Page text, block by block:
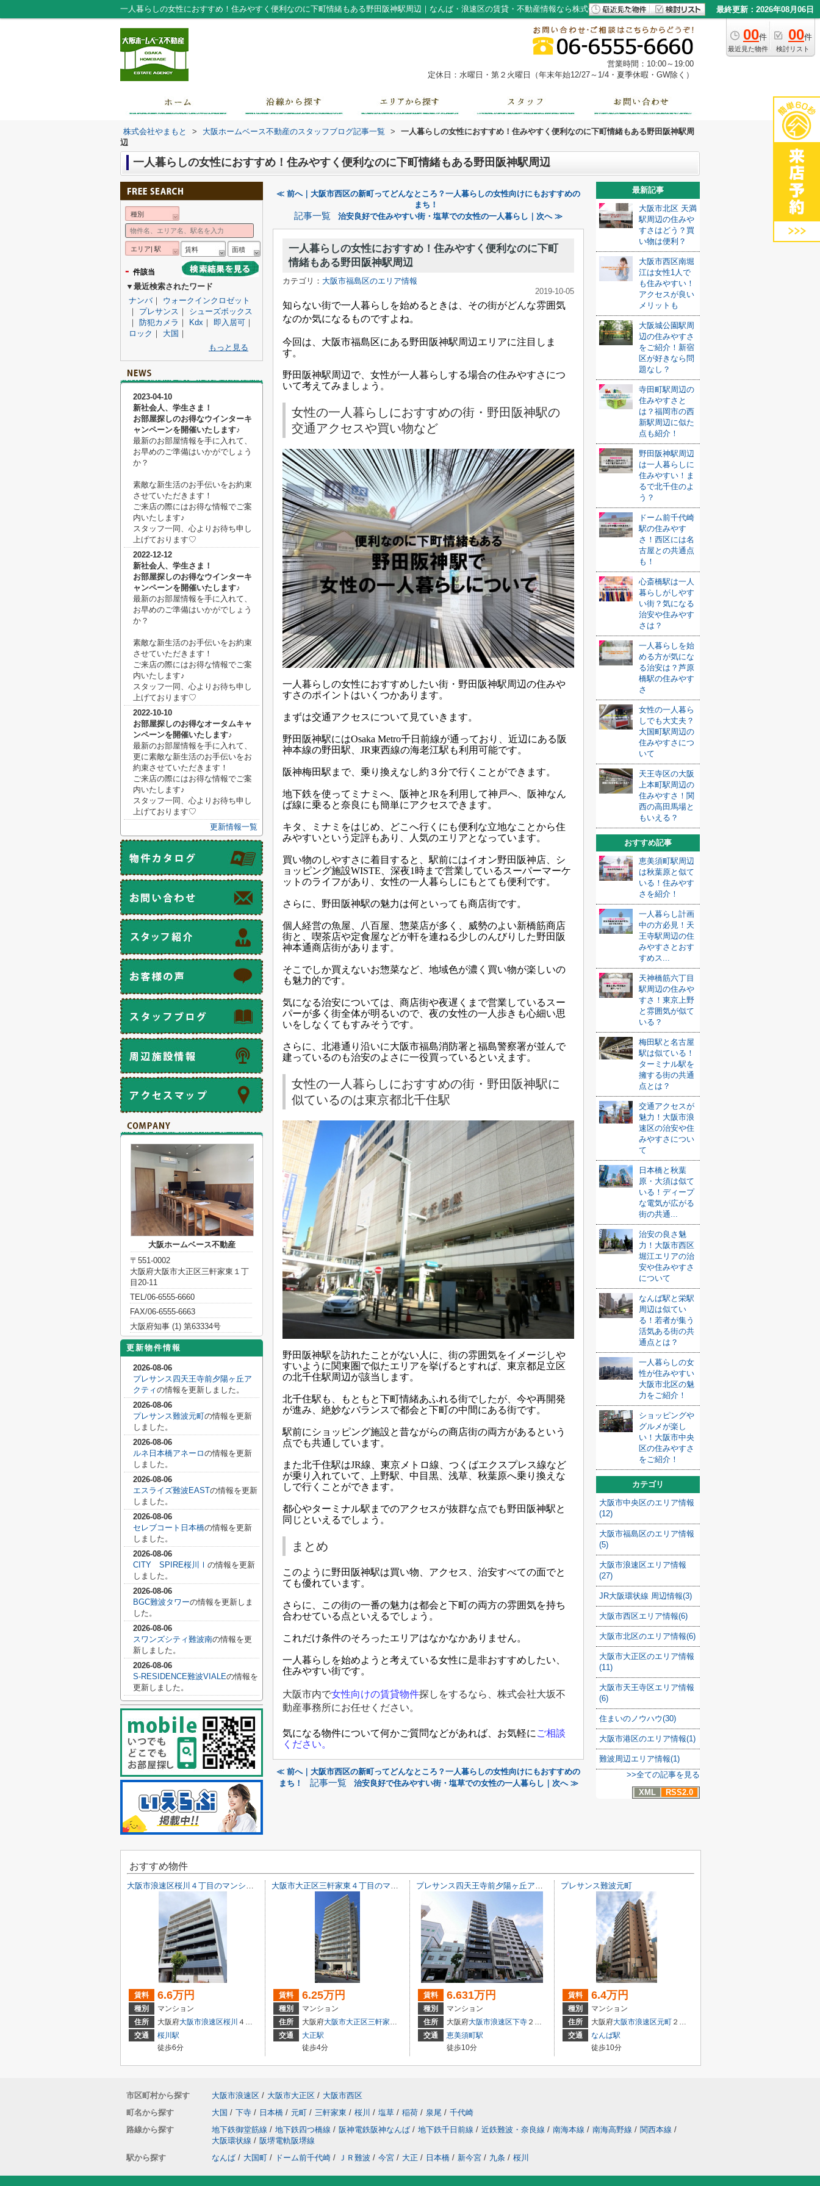
一人暮らしの女性におすすめ！住みやすく便利なのに下町情緒もある野田阪神駅周辺｜なんば・浪速区の賃貸・不動産情報なら株式会社やまもと 最終更新：2026年08月06日
00件
最近見た物件
00件
検討リスト
営業時間：10:00～19:00
定休日：水曜日・第２火曜日（年末年始12/27～1/4・夏季休暇・GW除く）
株式会社やまもと > 大阪ホームベース不動産のスタッフブログ記事一覧 >
一人暮らしの女性におすすめ！住みやすく便利なのに下町情緒もある野田阪神駅周
辺
一人暮らしの女性におすすめ！住みやすく便利なのに下町情緒もある野田阪神駅周辺
≪ 前へ｜大阪市西区の新町ってどんなところ？一人暮らしの女性向けにもおすすめの
まち！
記事一覧 治安良好で住みやすい街・塩草での女性の一人暮らし｜次へ ≫
一人暮らしの女性におすすめ！住みやすく便利なのに下町
情緒もある野田阪神駅周辺
カテゴリ： 大阪市福島区のエリア情報
2019-10-05
知らない街で一人暮らしを始めるときは、その街がどんな雰囲気
なのか気になるものですよね。
今回は、大阪市福島区にある野田阪神駅周辺エリアに注目しま
す。
野田阪神駅周辺で、女性が一人暮らしする場合の住みやすさにつ
いて考えてみましょう。
女性の一人暮らしにおすすめの街・野田阪神駅の
交通アクセスや買い物など
一人暮らしの女性におすすめしたい街・野田阪神駅周辺の住みや
すさのポイントはいくつかあります。
まずは交通アクセスについて見ていきます。
野田阪神駅にはOsaka Metro千日前線が通っており、近辺にある阪
神本線の野田駅、JR東西線の海老江駅も利用可能です。
阪神梅田駅まで、乗り換えなし約３分で行くことができます。
地下鉄を使ってミナミへ、阪神とJRを利用して神戸へ、阪神なん
ば線に乗ると奈良にも簡単にアクセスできます。
キタ、ミナミをはじめ、どこへ行くにも便利な立地なことから住
みやすいという定評もあり、人気のエリアとなっています。
買い物のしやすさに着目すると、駅前にはイオン野田阪神店、シ
ョッピング施設WISTE、深夜1時まで営業しているスーパーマーケ
ットのライフがあり、女性の一人暮らしにもとても便利です。
さらに、野田阪神駅の魅力は何といっても商店街です。
個人経営の魚屋、八百屋、惣菜店が多く、威勢のよい新橋筋商店
街と、喫茶店や定食屋などが軒を連ねる少しのんびりした野田阪
神本通商店街があります。
そこでしか買えないお惣菜など、地域色が濃く買い物が楽しいの
も魅力的です。
気になる治安については、商店街や夜遅くまで営業しているスー
パーが多く街全体が明るいので、夜の女性の一人歩きも心細い思
いをしなくてもすみそうです。
さらに、北港通り沿いに大阪市福島消防署と福島警察署が並んで
建っているのも治安のよさに一役買っているといえます。
女性の一人暮らしにおすすめの街・野田阪神駅に
似ているのは東京都北千住駅
野田阪神駅を訪れたことがない人に、街の雰囲気をイメージしや
すいように関東圏で似たエリアを挙げるとすれば、東京都足立区
の北千住駅周辺が該当します。
北千住駅も、もともと下町情緒あふれる街でしたが、今や再開発
が進み、絶妙なバランスで都会と下町の中間にある街です。
駅前にショッピング施設と昔ながらの商店街の両方があるという
点でも共通しています。
また北千住駅はJR線、東京メトロ線、つくばエクスプレス線など
が乗り入れていて、上野駅、中目黒、浅草、秋葉原へ乗り換えな
しで行くことができます。
都心やターミナル駅までのアクセスが抜群な点でも野田阪神駅と
同じといえるでしょう。
まとめ
このように野田阪神駅は買い物、アクセス、治安すべての面でと
ても優れています。
さらに、この街の一番の魅力は都会と下町の両方の雰囲気を持ち
合わせている点といえるでしょう。
これだけ条件のそろったエリアはなかなかありません。
一人暮らしを始めようと考えている女性に是非おすすめしたい、
住みやすい街です。
大阪市内で女性向けの賃貸物件探しをするなら、株式会社大坂不
動産事務所にお任せください。
気になる物件について何かご質問などがあれば、お気軽に ご相談
ください。
≪ 前へ｜大阪市西区の新町ってどんなところ？一人暮らしの女性向けにもおすすめの
まち！
記事一覧 治安良好で住みやすい街・塩草での女性の一人暮らし｜次へ ≫
最新記事
大阪市北区 天満
駅周辺の住みや
すさはどう？買
い物は便利？
大阪市西区南堀
江は女性1人で
も住みやすい！
アクセスが良い
メリットも
大阪城公園駅周
辺の住みやすさ
をご紹介！新宿
区が好きなら問
題なし？
寺田町駅周辺の
住みやすさと
は？福岡市の西
新駅周辺に似た
点も紹介！
野田阪神駅周辺
は一人暮らしに
住みやすい！ま
るで北千住のよ
う？
ドーム前千代崎
駅の住みやす
さ！西区には名
古屋との共通点
も！
心斎橋駅は一人
暮らしがしやす
い街？気になる
治安や住みやす
さは？
一人暮らしを始
める方が気にな
る治安は？芦原
橋駅の住みやす
さ
女性の一人暮ら
しでも大丈夫？
大国町駅周辺の
住みやすさにつ
いて
天王寺区の大阪
上本町駅周辺の
住みやすさ！関
西の高田馬場と
もいえる？
おすすめ記事
恵美須町駅周辺
は秋葉原と似て
いる！住みやす
さを紹介！
一人暮らし計画
中の方必見！天
王寺駅周辺の住
みやすさとおす
すめス...
天神橋筋六丁目
駅周辺の住みや
すさ！東京上野
と雰囲気が似て
いる？
梅田駅と名古屋
駅は似ている！
ターミナル駅を
擁する街の共通
点とは？
交通アクセスが
魅力！大阪市浪
速区の治安や住
みやすさについ
て
日本橋と秋葉
原・大須は似て
いる！ディープ
な電気が広がる
街の共通...
治安の良さ魅
力！大阪市西区
堀江エリアの治
安や住みやすさ
について
なんば駅と栄駅
周辺は似てい
る！若者が集う
活気ある街の共
通点とは？
一人暮らしの女
性が住みやすい
大阪市北区の魅
力をご紹介！
ショッピングや
グルメが楽し
い！大阪市中央
区の住みやすさ
をご紹介！
カテゴリ
大阪市中央区のエリア情報
(12)
大阪市福島区のエリア情報
(5)
大阪市浪速区エリア情報
(27)
JR大阪環状線 周辺情報(3)
大阪市西区エリア情報(6)
大阪市北区のエリア情報(6)
大阪市大正区のエリア情報
(11)
大阪市天王寺区エリア情報
(6)
住まいのノウハウ(30)
大阪市港区のエリア情報(1)
難波周辺エリア情報(1)
>>全ての記事を見る
XML
RSS2.0
種別
エリア| 駅 賃料 面積
- 件該当
▼最近検索されたワード
ナンバ｜ ウォークインクロゼット
｜ プレサンス ｜ シューズボックス
｜ 防犯カメラ ｜ Kdx ｜ 即入居可 ｜
ロック ｜ 大国 ｜
もっと見る
2023-04-10
新社会人、学生さま！
お部屋探しのお得なウインターキ
ャンペーンを開催いたします♪
最新のお部屋情報を手に入れて、
お早めのご準備はいかがでしょう
か？
素敵な新生活のお手伝いをお約束
させていただきます！
ご来店の際にはお得な情報でご案
内いたします♪
スタッフ一同、心よりお待ち申し
上げております♡
2022-12-12
新社会人、学生さま！
お部屋探しのお得なウインターキ
ャンペーンを開催いたします♪
最新のお部屋情報を手に入れて、
お早めのご準備はいかがでしょう
か？
素敵な新生活のお手伝いをお約束
させていただきます！
ご来店の際にはお得な情報でご案
内いたします♪
スタッフ一同、心よりお待ち申し
上げております♡
2022-10-10
お部屋探しのお得なオータムキャ
ンペーンを開催いたします♪
最新のお部屋情報を手に入れて、
更に素敵な新生活のお手伝いをお
約束させていただきます！
ご来店の際にはお得な情報でご案
内いたします♪
スタッフ一同、心よりお待ち申し
上げております♡
更新情報一覧
大阪ホームベース不動産
〒551-0002
大阪府大阪市大正区三軒家東１丁
目20-11
TEL/06-6555-6660
FAX/06-6555-6663
大阪府知事 (1) 第63334号
更新物件情報
2026-08-06
プレサンス四天王寺前夕陽ヶ丘ア
クティの情報を更新しました。
2026-08-06
プレサンス難波元町の情報を更新
しました。
2026-08-06
ルネ日本橋アネーロの情報を更新
しました。
2026-08-06
エスライズ難波EASTの情報を更新
しました。
2026-08-06
セレブコート日本橋の情報を更新
しました。
2026-08-06
CITY SPIRE桜川Ⅰ の情報を更新
しました。
2026-08-06
BGC難波タワーの情報を更新しま
した。
2026-08-06
スワンズシティ難波南の情報を更
新しました。
2026-08-06
S-RESIDENCE難波VIALEの情報を
更新しました。
おすすめ物件
大阪市浪速区桜川４丁目のマンション
賃料 6.6万円
種別
マンション
住所
大阪府大阪市浪速区桜川 ４丁目
交通
桜川駅
徒歩6分
大阪市大正区三軒家東４丁目のマンション
賃料 6.25万円
種別
マンション
住所
大阪府大阪市大正区三軒家東
４丁目
交通
大正駅
徒歩4分
プレサンス四天王寺前夕陽ヶ丘アクティ
賃料 6.631万円
種別
マンション
住所
大阪府大阪市浪速区下寺 ２丁目
交通
恵美須町駅
徒歩10分
プレサンス難波元町
賃料 6.4万円
種別
マンション
住所
大阪府大阪市浪速区元町 ２丁目
交通
なんば駅
徒歩10分
市区町村から探す 大阪市浪速区 / 大阪市大正区 / 大阪市西区
町名から探す
大国 / 下寺 / 日本橋 / 元町 / 三軒家東 / 桜川 / 塩草 / 稲荷 / 泉尾 / 千代崎
路線から探す
地下鉄御堂筋線 / 地下鉄四つ橋線 / 阪神電鉄阪神なんば / 地下鉄千日前線 / 近鉄難波・奈良線 / 南海本線 / 南海高野線 / 関西本線 /
大阪環状線 / 阪堺電軌阪堺線
駅から探す
なんば / 大国町 / ドーム前千代崎 / ＪＲ難波 / 今宮 / 大正 / 日本橋 / 新今宮 / 九条 / 桜川